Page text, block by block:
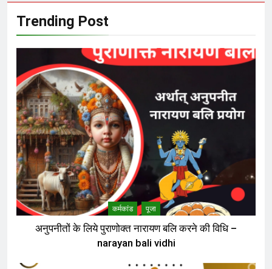
Trending Post
कर्मकांड पूजा
अनुपनीतों के लिये पुराणोक्त नारायण बलि करने की विधि –
narayan bali vidhi